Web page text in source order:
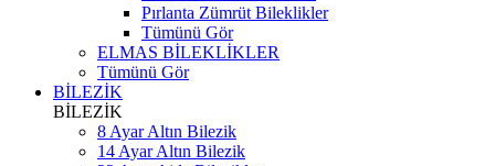
Pırlanta Zümrüt Bileklikler
Tümünü Gör
ELMAS BİLEKLİKLER
Tümünü Gör
BİLEZİK
BİLEZİK
8 Ayar Altın Bilezik
14 Ayar Altın Bilezik